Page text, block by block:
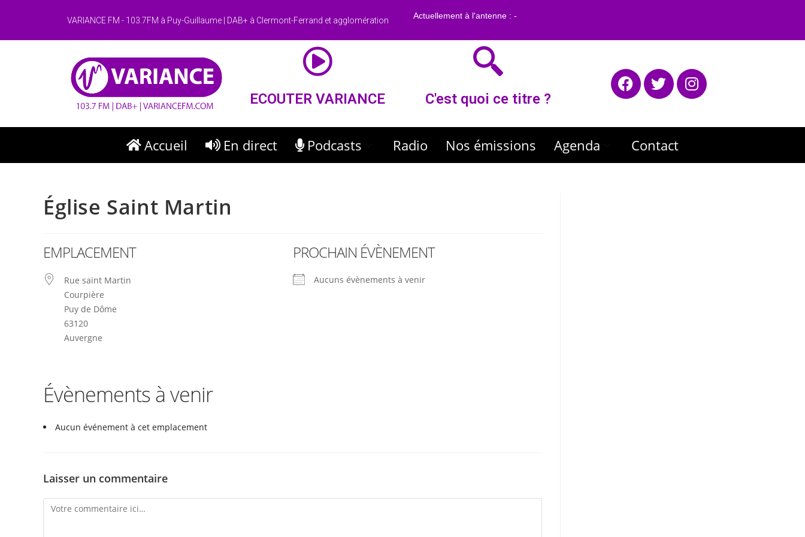
VARIANCE FM - 103.7FM à Puy-Guillaume | DAB+ à Clermont-Ferrand et agglomération
ECOUTER VARIANCE C'est quoi ce titre ?
Accueil En direct Podcasts Radio Nos émissions Agenda Contact
Église Saint Martin
EMPLACEMENT
Rue saint Martin
Courpière
Puy de Dôme
63120
Auvergne
PROCHAIN ÉVÈNEMENT
Aucuns évènements à venir
Évènements à venir
Aucun événement à cet emplacement
Laisser un commentaire